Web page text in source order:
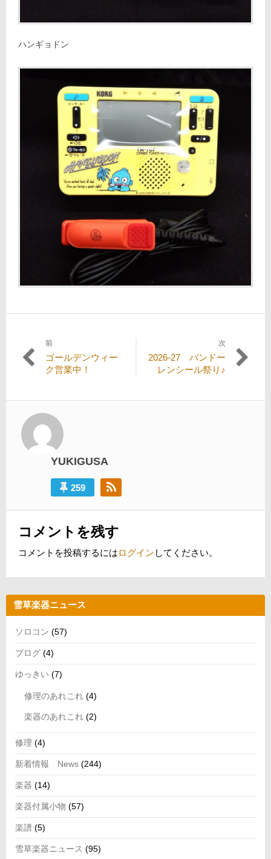
ハンギョドン
投
稿
ビ
ゲ
ー
前
過
去
稿:
ゴールデンウィー
ク営業中！
次
次
2026-27 バンドー
レンシール祭り♪
YUKIGUSA
259
コメントを残す
コメントを投稿するにはログイン してください。
雪草楽器ニュース
ソロコン (57)
ブログ (4)
ゆっきい (7)
修理のあれこれ (4)
楽器のあれこれ (2)
修理 (4)
新着情報 News (244)
楽器 (14)
楽器付属小物 (57)
楽譜 (5)
雪草楽器ニュース (95)